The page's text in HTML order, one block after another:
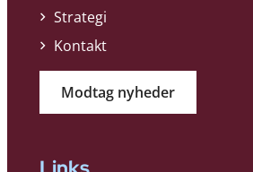
Strategi
Kontakt
Modtag nyheder